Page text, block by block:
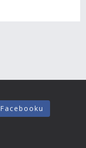
Facebooku